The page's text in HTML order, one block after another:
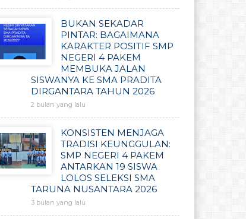
BUKAN SEKADAR
PINTAR: BAGAIMANA
KARAKTER POSITIF SMP
NEGERI 4 PAKEM
MEMBUKA JALAN
SISWANYA KE SMA PRADITA
DIRGANTARA TAHUN 2026
2 bulan yang lalu
KONSISTEN MENJAGA
TRADISI KEUNGGULAN:
SMP NEGERI 4 PAKEM
ANTARKAN 19 SISWA
LOLOS SELEKSI SMA
TARUNA NUSANTARA 2026
3 bulan yang lalu